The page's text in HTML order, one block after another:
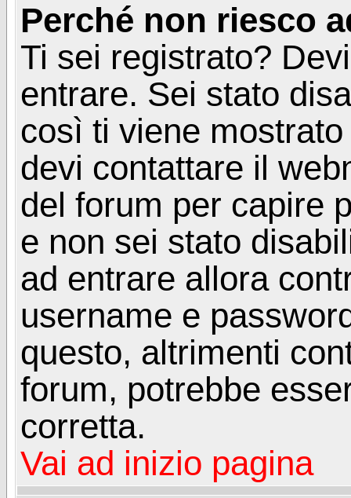
Perché non riesco
Ti sei registrato?
entrare. Sei stato
così ti viene
devi contattare il
del forum per capire
e non sei stato
ad entrare allora
username e
questo, altrimenti
forum, potrebbe
corretta.
Vai ad inizio pagina